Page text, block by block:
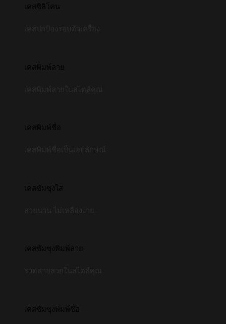
เคสซิลิโคน
เคสพิมพ์ลาย
เคสพิมพ์ชื่อ
เคสซัมซุงใส
เคสซัมซุงพิมพ์ลาย
เคสซัมซุงพิมพ์ชื่อ